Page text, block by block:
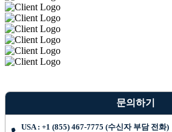
문의하기
USA : +1 (855) 467-7775 (수신자 부담 전화)